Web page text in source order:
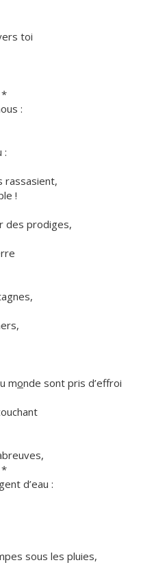
toi
*
:
:
rassasient,
!
des prodiges,
monde sont pris d’effroi
*
d’eau :
sous les pluies,